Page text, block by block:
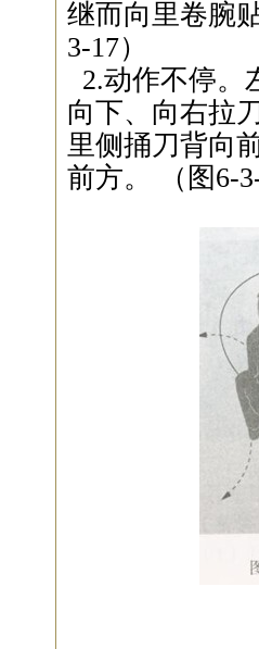
继而向里卷腕
3-17）
2.动作不停。
向下、向右拉
里侧捅刀背向
前方。 （图 6-